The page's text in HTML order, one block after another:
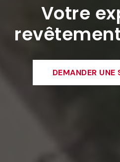
Votre
DEMANDER UNE